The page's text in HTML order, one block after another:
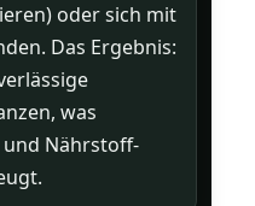
oder sich mit
Das Ergebnis:
was
Nährstoff-